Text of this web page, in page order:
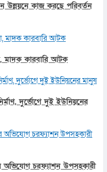
উন্নয়নে কাজ করছে পরিবর্তন
মাদক কারবারি আটক
দুর্ভোগে দুই ইউনিয়নের
অভিযোগ চরফ্যাশন উপসহকারী